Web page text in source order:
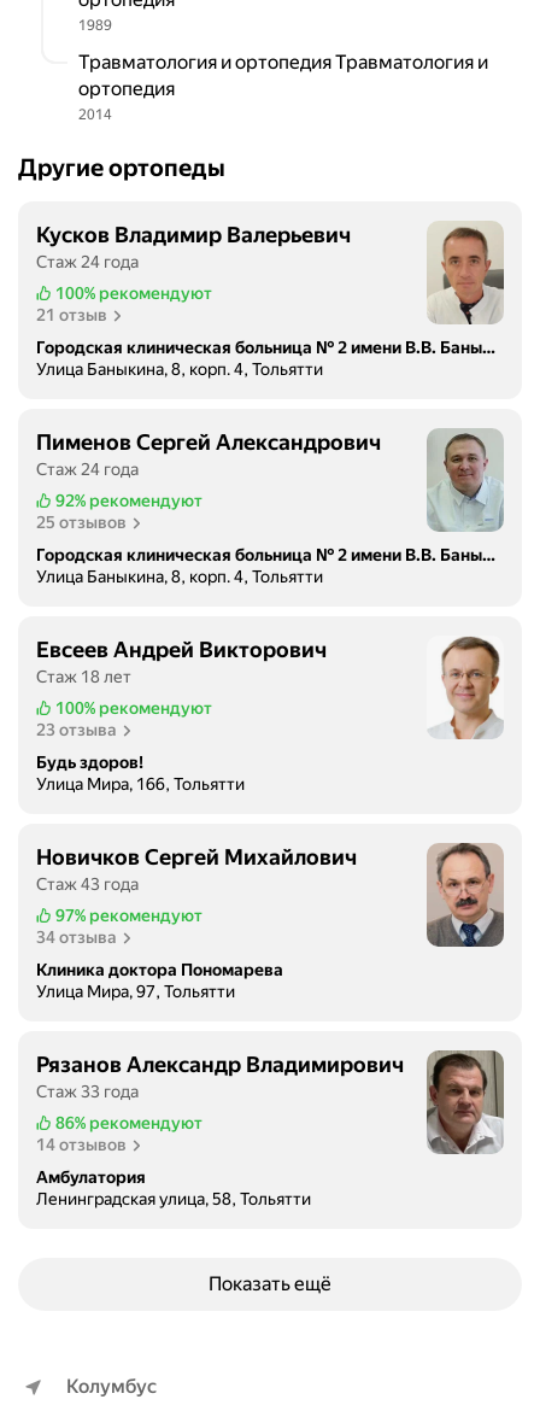
1989
Травматология и ортопедия Травматология и
ортопедия
2014
Другие ортопеды
Кусков Владимир Валерьевич
Стаж 24 года
100% рекомендуют
21 отзыв
Городская клиническая больница № 2 имени В.В. Баныкина
Улица Баныкина, 8, корп. 4, Тольятти
Пименов Сергей Александрович
Стаж 24 года
92% рекомендуют
25 отзывов
Городская клиническая больница № 2 имени В.В. Баныкина
Улица Баныкина, 8, корп. 4, Тольятти
Евсеев Андрей Викторович
Стаж 18 лет
100% рекомендуют
23 отзыва
Будь здоров!
Улица Мира, 166, Тольятти
Новичков Сергей Михайлович
Стаж 43 года
97% рекомендуют
34 отзыва
Клиника доктора Пономарева
Улица Мира, 97, Тольятти
Рязанов Александр Владимирович
Стаж 33 года
86% рекомендуют
14 отзывов
Амбулатория
Ленинградская улица, 58, Тольятти
Показать ещё
Колумбус